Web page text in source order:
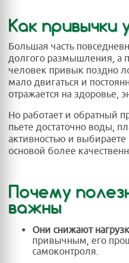
Как
Большая часть
долгого размышления, а
человек привык поздно
мало двигаться и
отражается на здоровье,
Но работает и обратный
пьете достаточно воды,
активностью и выбираете
основой более
Почему
важны
Они снижают
привычным, его
самоконтроля.